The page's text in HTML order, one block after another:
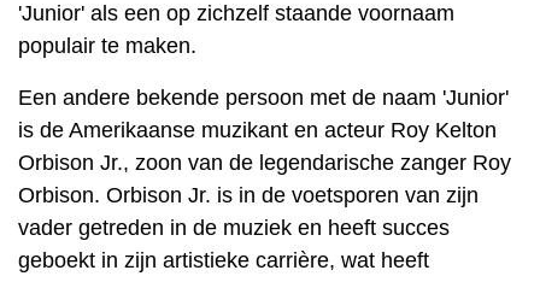
'Junior' als een op zichzelf staande voornaam
populair te maken.
Een andere bekende persoon met de naam 'Junior'
is de Amerikaanse muzikant en acteur Roy Kelton
Orbison Jr., zoon van de legendarische zanger Roy
Orbison. Orbison Jr. is in de voetsporen van zijn
vader getreden in de muziek en heeft succes
geboekt in zijn artistieke carrière, wat heeft